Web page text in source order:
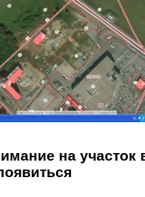
на участок